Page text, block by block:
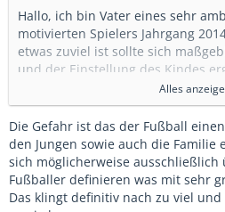
Hallo, ich bin Vater eines sehr
motivierten Spielers Jahrgang
etwas zuviel ist sollte sich
und der Einstellung des Kindes
Pensum seit einem guten halben
Montags: Vereinstraining
Dienstag: kein Training
Mittwoch: Perspektivteamtraining
Donnerstag: 2 Einheiten a 45
Top Talente Programm,
Alles
Die Gefahr ist das der Fußball
den Jungen sowie auch die Familie
sich möglicherweise ausschließlich
Fußballer definieren was mit sehr
Das klingt definitiv nach zu viel